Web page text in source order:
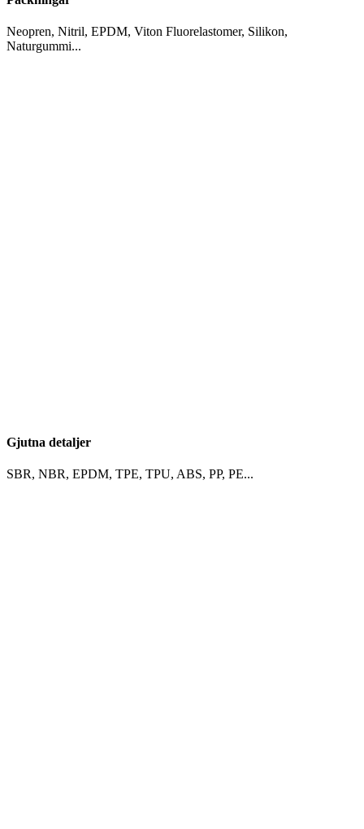
Neopren, Nitril, EPDM, Viton Fluorelastomer, Silikon,
Naturgummi...
Gjutna detaljer
SBR, NBR, EPDM, TPE, TPU, ABS, PP, PE...